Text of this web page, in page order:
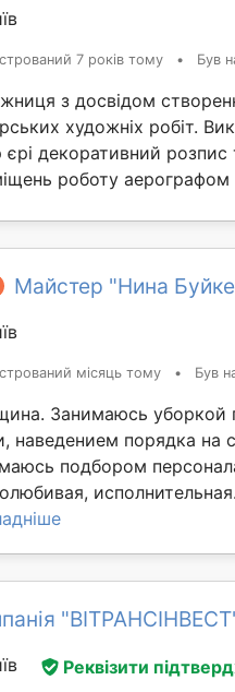
7 років тому • Був
з досвідом
художніх робіт.
єрі декоративний
роботу аерографом
Майстер "Нина
місяць тому • Був
Занимаюсь уборкой
наведением порядка на
подбором
Реквізити